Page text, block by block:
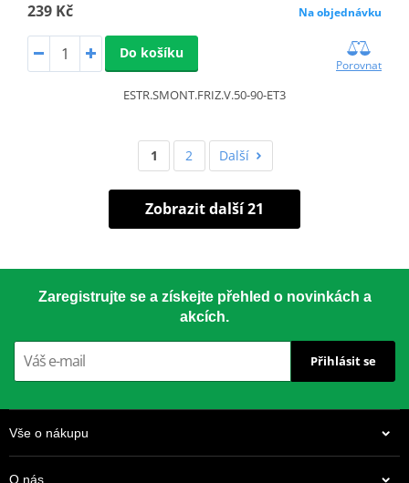
239 Kč Na objednávku
Do košíku
Porovnat
ESTR.SMONT.FRIZ.V.50-90-ET3
1 2 Další
Zobrazit další 21
Zaregistrujte se a získejte přehled o novinkách a
akcích.
Přihlásit se
Vše o nákupu
O nás